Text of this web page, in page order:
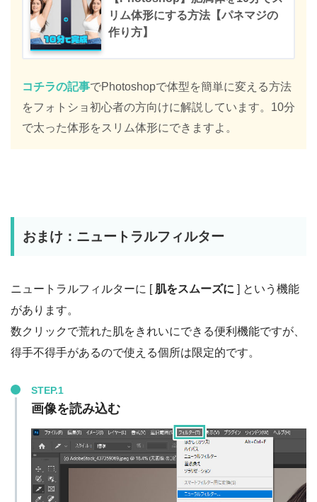
リム体形にする方法【パネマジの
作り方】
コチラの記事でPhotoshopで体型を簡単に変える方法
をフォトショ初心者の方向けに解説しています。10分
で太った体形をスリム体形にできますよ。
おまけ：ニュートラルフィルター
ニュートラルフィルターに [ 肌をスムーズに ] という機能
があります。
数クリックで荒れた肌をきれいにできる便利機能ですが、
得手不得手があるので使える個所は限定的です。
STEP.1
画像を読み込む